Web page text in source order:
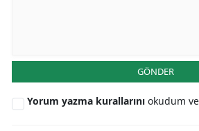
GÖNDER
Yorum yazma kurallarını okudum